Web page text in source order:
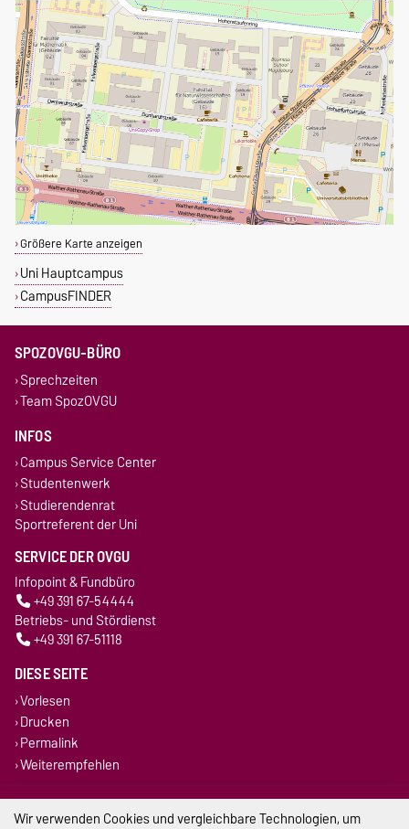
Größere Karte anzeigen
Uni Hauptcampus
CampusFINDER
SPOZOVGU-BÜRO
Sprechzeiten
Team SpozOVGU
INFOS
Campus Service Center
Studentenwerk
Studierendenrat
Sportreferent der Uni
SERVICE DER OVGU
Infopoint & Fundbüro
+49 391 67-54444
Betriebs- und Stördienst
+49 391 67-51118
DIESE SEITE
Vorlesen
Drucken
Permalink
Weiterempfehlen
Impressum
Wir verwenden Cookies und vergleichbare Technologien, um